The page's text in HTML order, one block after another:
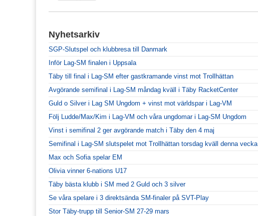
Nyhetsarkiv
SGP-Slutspel och klubbresa till Danmark
Inför Lag-SM finalen i Uppsala
Täby till final i Lag-SM efter gastkramande vinst mot Trollhättan
Avgörande semifinal i Lag-SM måndag kväll i Täby RacketCenter
Guld o Silver i Lag SM Ungdom + vinst mot världspar i Lag-VM
Följ Ludde/Max/Kim i Lag-VM och våra ungdomar i Lag-SM Ungdom
Vinst i semifinal 2 ger avgörande match i Täby den 4 maj
Semifinal i Lag-SM slutspelet mot Trollhättan torsdag kväll denna vecka
Max och Sofia spelar EM
Olivia vinner 6-nations U17
Täby bästa klubb i SM med 2 Guld och 3 silver
Se våra spelare i 3 direktsända SM-finaler på SVT-Play
Stor Täby-trupp till Senior-SM 27-29 mars